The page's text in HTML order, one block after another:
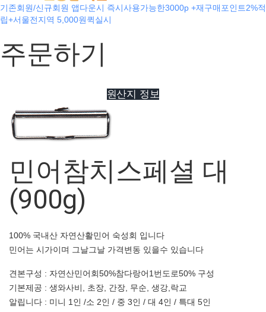
기존회원/신규회원 앱다운시 즉시사용가능한3000p +재구매포인트2%적
립+서울전지역 5,000원퀵실시
주문하기
원산지 정보
민어참치스페셜 대
(900g)
100% 국내산 자연산활민어 숙성회 입니다
민어는 시가이며 그날그날 가격변동 있을수 있습니다
견본구성 : 자연산민어회50%참다랑어1번도로50% 구성
기본제공 : 생와사비, 초장, 간장, 무순, 생강,락교
알립니다 : 미니 1인 /소 2인 / 중 3인 / 대 4인 / 특대 5인